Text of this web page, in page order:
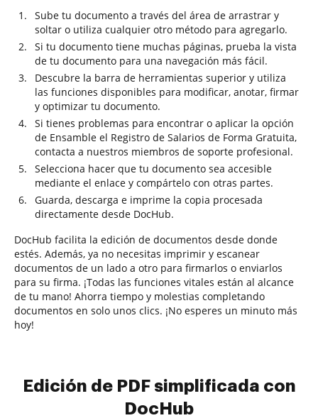
Sube tu documento a través del área de arrastrar y
soltar o utiliza cualquier otro método para agregarlo.
Si tu documento tiene muchas páginas, prueba la vista
de tu documento para una navegación más fácil.
Descubre la barra de herramientas superior y utiliza
las funciones disponibles para modificar, anotar, firmar
y optimizar tu documento.
Si tienes problemas para encontrar o aplicar la opción
de Ensamble el Registro de Salarios de Forma Gratuita,
contacta a nuestros miembros de soporte profesional.
Selecciona hacer que tu documento sea accesible
mediante el enlace y compártelo con otras partes.
Guarda, descarga e imprime la copia procesada
directamente desde DocHub.
DocHub facilita la edición de documentos desde donde
estés. Además, ya no necesitas imprimir y escanear
documentos de un lado a otro para firmarlos o enviarlos
para su firma. ¡Todas las funciones vitales están al alcance
de tu mano! Ahorra tiempo y molestias completando
documentos en solo unos clics. ¡No esperes un minuto más
hoy!
Edición de PDF simplificada con
DocHub